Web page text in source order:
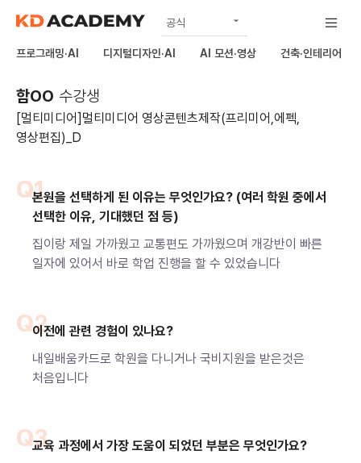
공식
노원점
프로그래밍·AI 디지털디자인·AI AI 모션·영상 건축·인테리어
함OO 수강생
[멀티미디어]멀티미디어 영상콘텐츠제작(프리미어,에펙,
영상편집)_D
Q1본원을 선택하게 된 이유는 무엇인가요? (여러 학원 중에서
선택한 이유, 기대했던 점 등)
집이랑 제일 가까웠고 교통편도 가까웠으며 개강반이 빠른
일자에 있어서 바로 학업 진행을 할 수 있었습니다
Q2이전에 관련 경험이 있나요?
내일배움카드로 학원을 다니거나 국비지원을 받은것은
처음입니다
Q3교육 과정에서 가장 도움이 되었던 부분은 무엇인가요?